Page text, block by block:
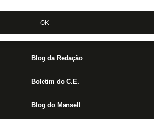
OK
Fórum
Jogos
Blog da Redação
Boletim do C.E.
Blog do Mansell